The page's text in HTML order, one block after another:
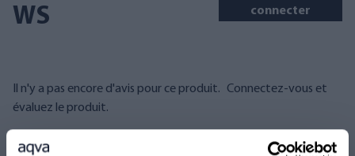
WS
connecter
Il n'y a pas encore d'avis pour ce produit.
Connectez-vous et
évaluez le produit.